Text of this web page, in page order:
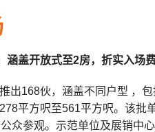
涵盖开放式至2房，折实入场
出168伙，涵盖不同户型 ，
平方呎至561平方呎。该批
众参观。示范单位及展销中